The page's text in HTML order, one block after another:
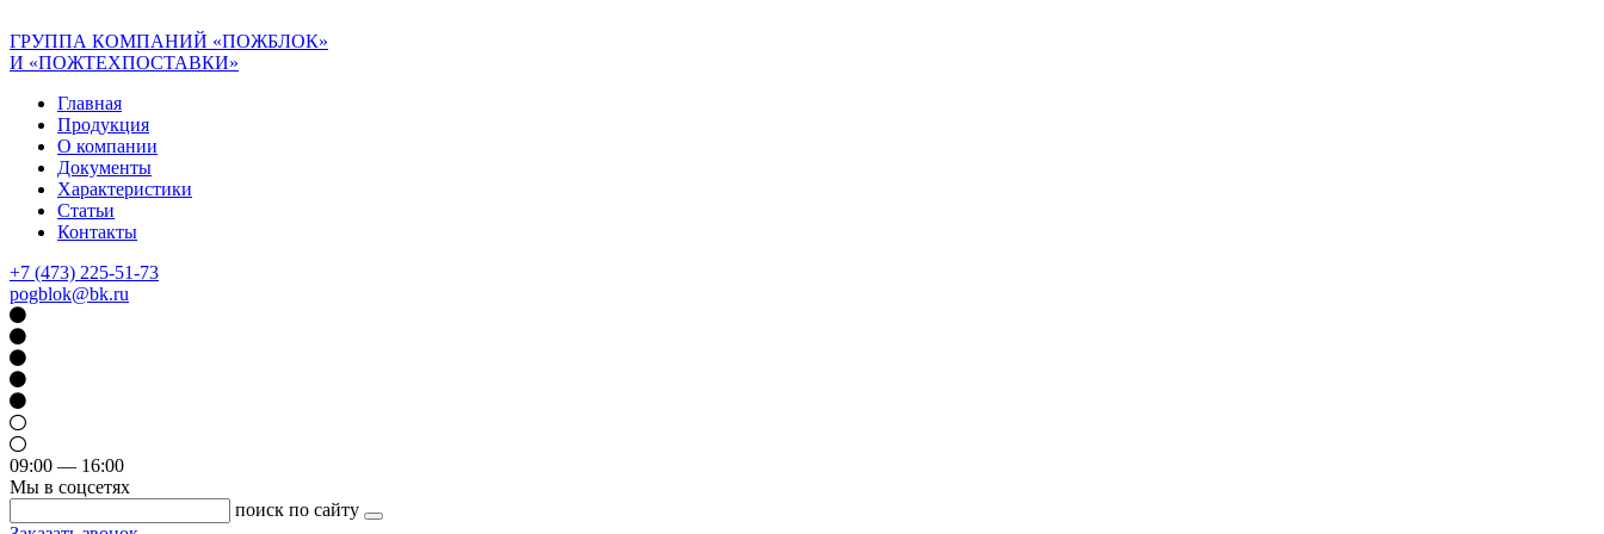
ГРУППА КОМПАНИЙ «ПОЖБЛОК»
И «ПОЖТЕХПОСТАВКИ»
Главная
Продукция
О компании
Документы
Характеристики
Статьи
Контакты
+7 (473) 225-51-73
pogblok@bk.ru
09:00 — 16:00
Мы в соцсетях
поиск по сайту